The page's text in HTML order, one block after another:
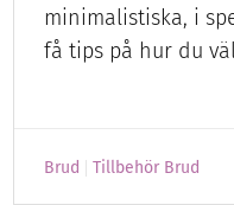
minimalistiska, i
få tips på hur du
Brud Tillbehör Brud